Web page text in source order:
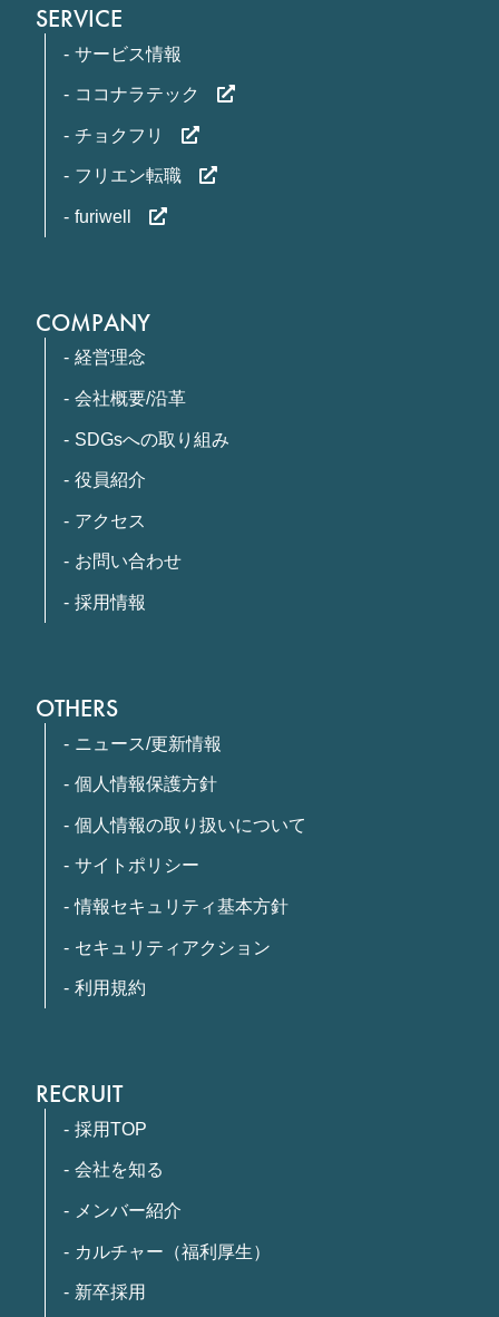
SERVICE
サービス情報
ココナラテック
チョクフリ
フリエン転職
furiwell
COMPANY
経営理念
会社概要/沿革
SDGsへの取り組み
役員紹介
アクセス
お問い合わせ
採用情報
OTHERS
ニュース/更新情報
個人情報保護方針
個人情報の取り扱いについて
サイトポリシー
情報セキュリティ基本方針
セキュリティアクション
利用規約
RECRUIT
採用TOP
会社を知る
メンバー紹介
カルチャー（福利厚生）
新卒採用